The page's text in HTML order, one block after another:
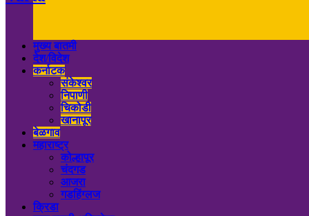
मुख्य बातमी
देश/विदेश
कर्नाटक
संकेश्वर
निपाणी
चिकोडी
खानापूर
बेळगाव
महाराष्ट्र
कोल्हापूर
चंदगड
आजरा
गडहिंग्लज
क्रिडा